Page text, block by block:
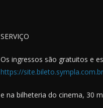
SERVIÇO
Os ingressos são gratuitos e
https://
e na bilheteria do cinema, 30